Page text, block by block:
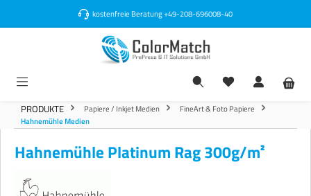
kostenfreie Beratung+49-208-696008-40
PRODUKTE Papiere / Inkjet Medien
FineArt & Foto Papiere
Hahnemühle Medien
Hahnemühle Platinum Rag 300g/m²